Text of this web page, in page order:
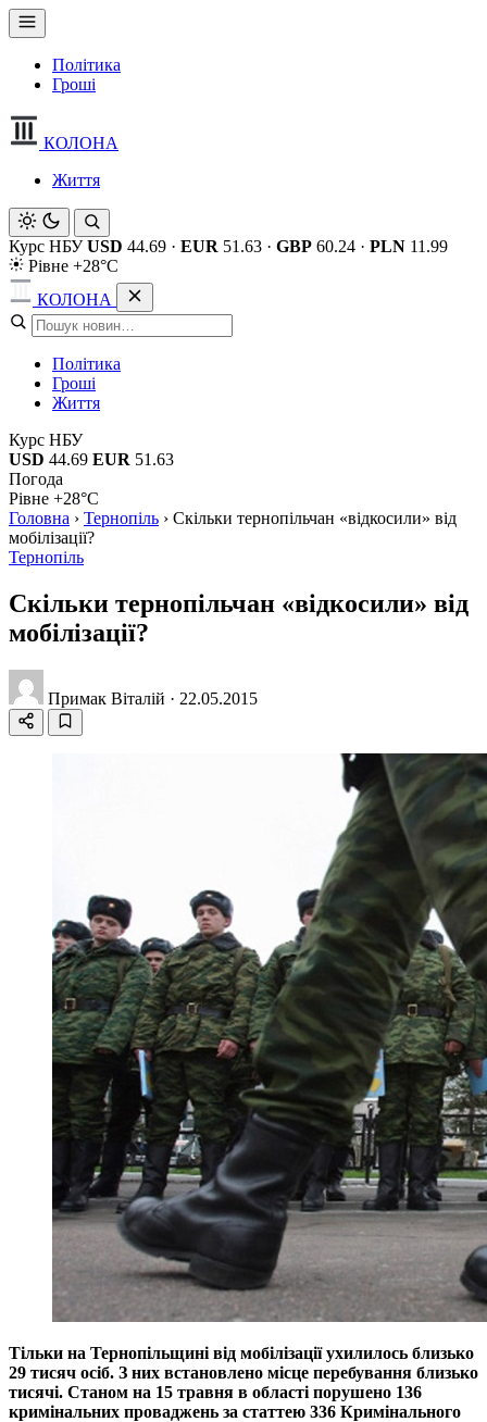
Політика
Гроші
КОЛОНА
Життя
Курс НБУ USD 44.69 · EUR 51.63 · GBP 60.24 · PLN 11.99
Рівне +28°C
КОЛОНА
Політика
Гроші
Життя
Курс НБУ
USD 44.69 EUR 51.63
Погода
Рівне +28°C
Головна › Тернопіль › Скільки тернопільчан «відкосили» від
мобілізації?
Тернопіль
Скільки тернопільчан «відкосили» від
мобілізації?
Примак Віталій · 22.05.2015
Тільки на Тернопільщині від мобілізації ухилилось близько
29 тисяч осіб. З них встановлено місце перебування близько
тисячі. Станом на 15 травня в області порушено 136
кримінальних проваджень за статтею 336 Кримінального